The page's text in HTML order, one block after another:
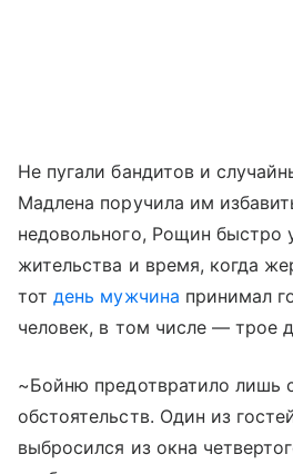
Не пугали бандитов и
Мадлена поручила им
недовольного, Рощин быстро
жительства и время, когда
тотдень мужчина принимал
человек, в том числе — трое
~Бойню предотвратило лишь
обстоятельств. Один из
выбросился из окна